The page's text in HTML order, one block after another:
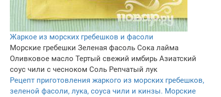
Жаркое из морских гребешков и фасоли
Морские гребешки Зеленая фасоль Сока лайма
Оливковое масло Тертый свежий имбирь Азиатский
соус чили с чесноком Соль Репчатый лук
Рецепт приготовления жаркого из морских гребешков,
зеленой фасоли, лука, соуса чили и кинзы. Морские